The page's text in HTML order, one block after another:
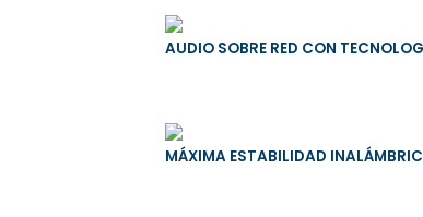
AUDIO SOBRE RED CON
MÁXIMA ESTABILIDAD